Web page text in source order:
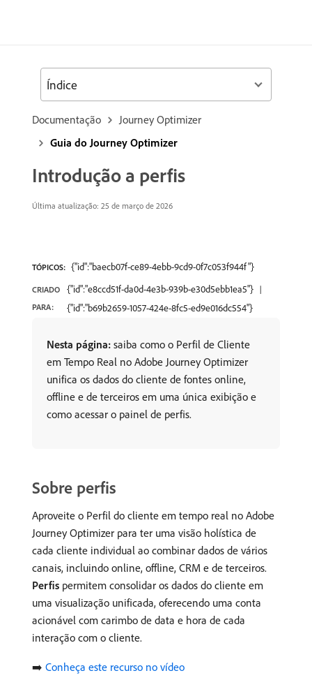
Documentação
Journey Optimizer
Guia do Journey Optimizer
Introdução a perfis
Última atualização: 25 de março de 2026
TÓPICOS: {"id":"baecb07f-ce89-4ebb-9cd9-0f7c053f944f"}
CRIADO
PARA:
{"id":"e8ccd51f-da0d-4e3b-939b-e30d5ebb1ea5"}
{"id":"b69b2659-1057-424e-8fc5-ed9e016dc554"}
Nesta página: saiba como o Perfil de Cliente
em Tempo Real no Adobe Journey Optimizer
unifica os dados do cliente de fontes online,
offline e de terceiros em uma única exibição e
como acessar o painel de perfis.
Sobre perfis
Aproveite o Perfil do cliente em tempo real no Adobe
Journey Optimizer para ter uma visão holística de
cada cliente individual ao combinar dados de vários
canais, incluindo online, offline, CRM e de terceiros.
Perfis permitem consolidar os dados do cliente em
uma visualização unificada, oferecendo uma conta
acionável com carimbo de data e hora de cada
interação com o cliente.
➡️ Conheça este recurso no vídeo
Índice